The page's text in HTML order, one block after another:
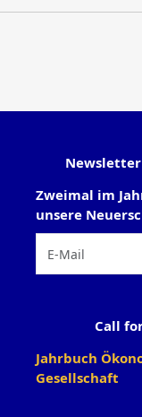
Zweimal im
unsere
Call
Jahrbuch
Gesellschaft